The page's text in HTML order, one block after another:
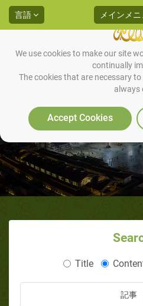
We use cookies to make our site
continually
The cookies that are necessary
always
Accept Cookies
言語 メインメ
神の擬人化（2/5
神、そして神に
化
Title
記事